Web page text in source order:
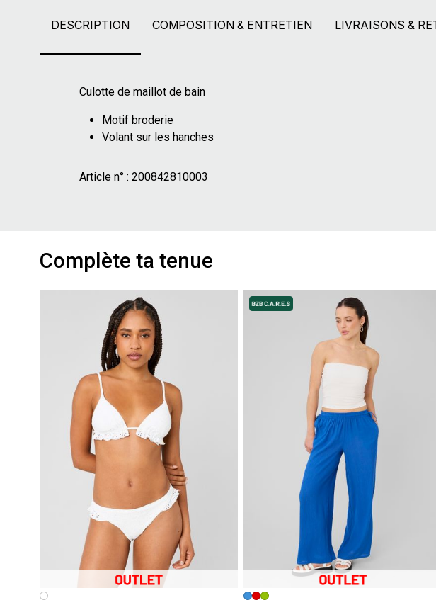
DESCRIPTION COMPOSITION & ENTRETIEN LIVRAISONS &
Culotte de maillot de bain
Motif broderie
Volant sur les hanches
Article n° : 200842810003
Complète ta tenue